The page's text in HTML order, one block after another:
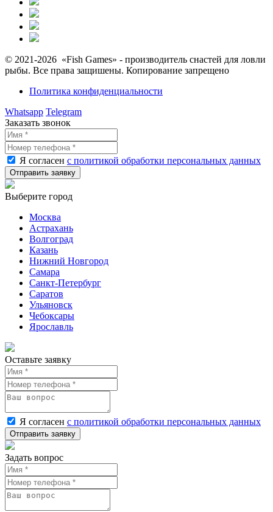
© 2021-2026 «Fish Games» - производитель снастей для ловли
рыбы. Все права защишены. Копирование запрещено
Политика конфиденциальности
Whatsapp Telegram
Заказать звонок
Я согласен с политикой обработки персональных данных
Выберите город
Москва
Астрахань
Волгоград
Казань
Нижний Новгород
Самара
Санкт-Петербург
Саратов
Ульяновск
Чебоксары
Ярославль
Оставьте заявку
Я согласен с политикой обработки персональных данных
Задать вопрос